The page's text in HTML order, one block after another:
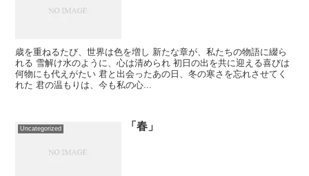
歳を重ねるたび、世界は色を増し 新たな章が、私たちの物語に綴ら
れる 雪解け水のように、心は清められ 初日の出を共に迎える喜びは
何物にも代えがたい 君と出会ったあの日、冬の寒さを忘れさせてく
れた 君の温もりは、今も私の心...
Uncategorized 「春」